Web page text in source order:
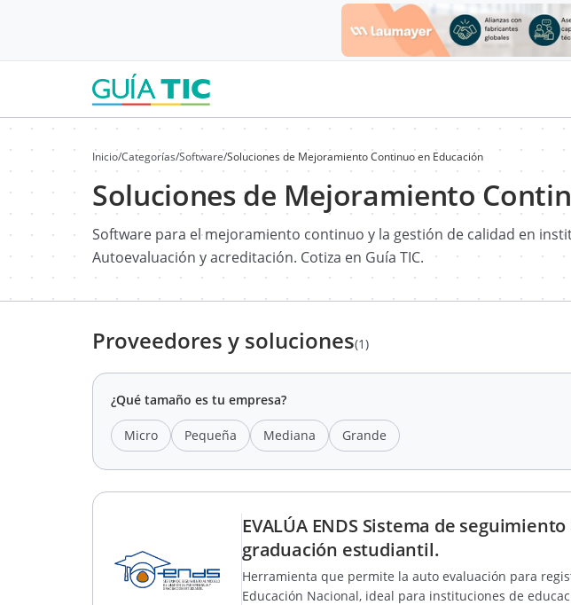
Inicio/Categorías/Software/Soluciones de Mejoramiento Continuo en Educación
Soluciones de Mejoramiento
Software para el mejoramiento continuo y la gestión de calidad en
Autoevaluación y acreditación. Cotiza en Guía TIC.
Proveedores y soluciones(1)
¿Qué tamaño es tu empresa?
Micro Pequeña Mediana Grande
EVALÚA ENDS Sistema de
graduación estudiantil.
Herramienta que permite la auto evaluación para
Educación Nacional, ideal para instituciones de